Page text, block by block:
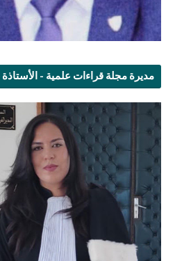
مديرة مجلة قراءات علمية -